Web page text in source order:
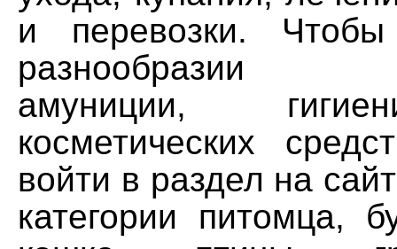
и перевозки.
разнообразии
амуниции,
косметических
войти в раздел на
категории питомца,